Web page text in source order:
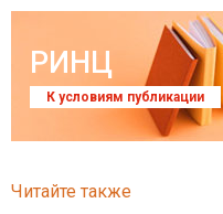
РИНЦ
К условиям публикации
Читайте также